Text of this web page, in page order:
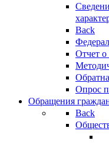
Back
Отчет
Опрос
Обращения
Back